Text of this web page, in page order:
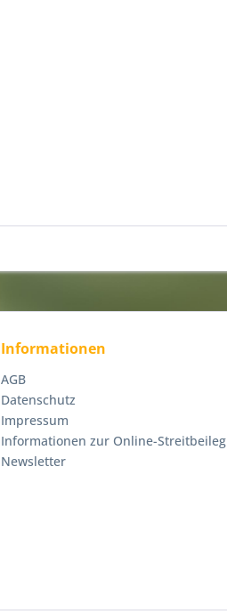
Informationen
AGB
Datenschutz
Impressum
Informationen zur Online-
Newsletter